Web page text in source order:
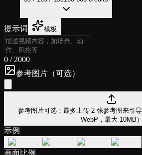
提示词 模板
0 / 2000
参考图片（可选）
参考图片可选：最多上传 2 张参考图来引
WebP，最大 10MB）
示例
画面比例